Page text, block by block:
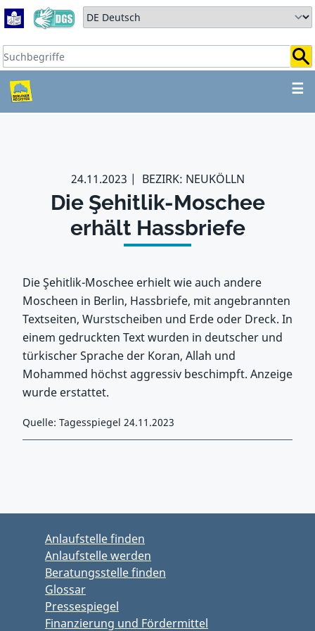
Zum Hauptbereich springen
Zum Hauptmenü springen
Sprache auswählen:
Suchbegriffe:
☰
ZUM HAUPTBEREICH
24.11.2023 BEZIRK: NEUKÖLLN
Die Şehitlik-Moschee
erhält Hassbriefe
Die Şehitlik-Moschee erhielt wie auch andere
Moscheen in Berlin, Hassbriefe, mit angebrannten
Textseiten, Wurstscheiben und Erde oder Dreck. In
einem gedruckten Text wurden in deutscher und
türkischer Sprache der Koran, Allah und
Mohammed höchst aggressiv beschimpft. Anzeige
wurde erstattet.
Quelle: Tagesspiegel 24.11.2023
Anlaufstelle finden
Anlaufstelle werden
Beratungsstelle finden
Glossar
Pressespiegel
Finanzierung und Fördermittel